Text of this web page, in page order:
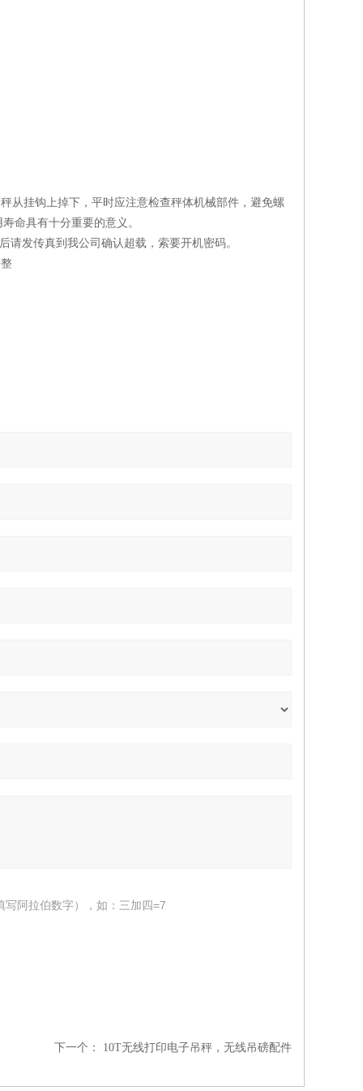
从挂钩上掉下，平时应注意检查秤体机械部件，避免螺
命具有十分重要的意义。
请发传真到我公司确认超载，索要开机密码。
写阿拉伯数字），如：三加四=7
下一个： 10T无线打印电子吊秤，无线吊磅配件